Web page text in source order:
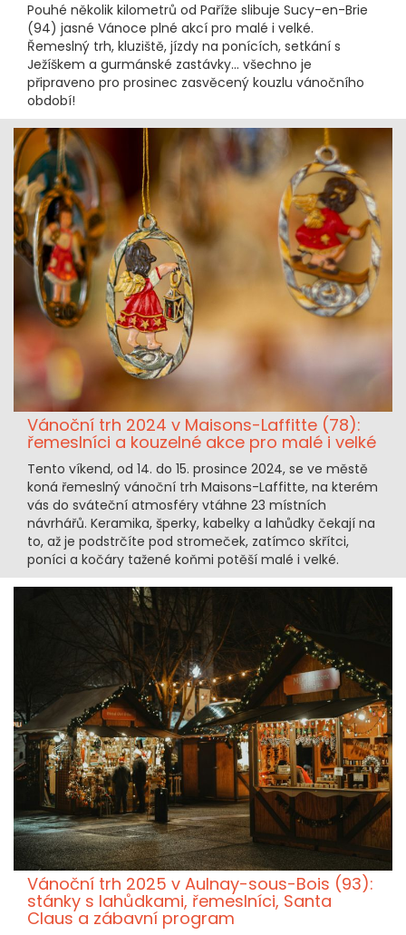
Pouhé několik kilometrů od Paříže slibuje Sucy-en-Brie
(94) jasné Vánoce plné akcí pro malé i velké.
Řemeslný trh, kluziště, jízdy na ponících, setkání s
Ježíškem a gurmánské zastávky… všechno je
připraveno pro prosinec zasvěcený kouzlu vánočního
období!
Vánoční trh 2024 v Maisons-Laffitte (78):
řemeslníci a kouzelné akce pro malé i velké
Tento víkend, od 14. do 15. prosince 2024, se ve městě
koná řemeslný vánoční trh Maisons-Laffitte, na kterém
vás do sváteční atmosféry vtáhne 23 místních
návrhářů. Keramika, šperky, kabelky a lahůdky čekají na
to, až je podstrčíte pod stromeček, zatímco skřítci,
poníci a kočáry tažené koňmi potěší malé i velké.
Vánoční trh 2025 v Aulnay-sous-Bois (93):
stánky s lahůdkami, řemeslníci, Santa
Claus a zábavní program